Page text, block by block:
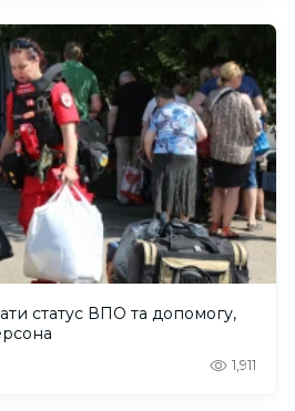
статус ВПО та допомогу,
1,911